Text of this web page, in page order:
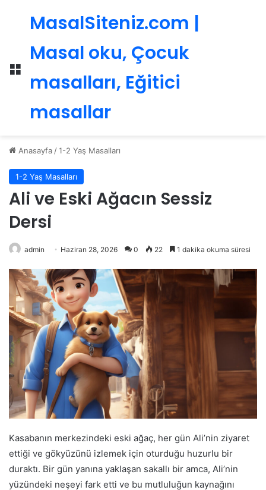
Menü
MasalSiteniz.com |
Masal oku, Çocuk
masalları, Eğitici
masallar
Anasayfa /1-2 Yaş Masalları
1-2 Yaş Masalları
Ali ve Eski Ağacın Sessiz
Dersi
admin Haziran 28, 2026 0 22 1 dakika okuma süresi
Kasabanın merkezindeki eski ağaç, her gün Ali’nin ziyaret
ettiği ve gökyüzünü izlemek için oturduğu huzurlu bir
duraktı. Bir gün yanına yaklaşan sakallı bir amca, Ali’nin
yüzündeki neşeyi fark etti ve bu mutluluğun kaynağını